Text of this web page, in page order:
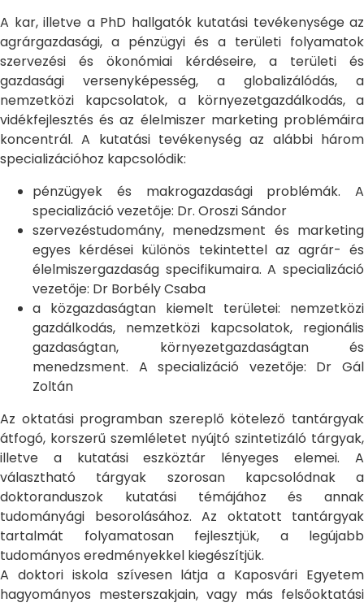
A kar, illetve a PhD hallgatók kutatási tevékenysége az
agrárgazdasági, a pénzügyi és a területi folyamatok
szervezési és ökonómiai kérdéseire, a területi és
gazdasági versenyképesség, a globalizálódás, a
nemzetközi kapcsolatok, a környezetgazdálkodás, a
vidékfejlesztés és az élelmiszer marketing problémáira
koncentrál. A kutatási tevékenység az alábbi három
specializációhoz kapcsolódik:
pénzügyek és makrogazdasági problémák. A
specializáció vezetője: Dr. Oroszi Sándor
szervezéstudomány, menedzsment és marketing
egyes kérdései különös tekintettel az agrár- és
élelmiszergazdaság specifikumaira. A specializáció
vezetője: Dr Borbély Csaba
a közgazdaságtan kiemelt területei: nemzetközi
gazdálkodás, nemzetközi kapcsolatok, regionális
gazdaságtan, környezetgazdaságtan és
menedzsment. A specializáció vezetője: Dr Gál
Zoltán
Az oktatási programban szereplő kötelező tantárgyak
átfogó, korszerű szemléletet nyújtó szintetizáló tárgyak,
illetve a kutatási eszköztár lényeges elemei. A
választható tárgyak szorosan kapcsolódnak a
doktoranduszok kutatási témájához és annak
tudományági besorolásához. Az oktatott tantárgyak
tartalmát folyamatosan fejlesztjük, a legújabb
tudományos eredményekkel kiegészítjük.
A doktori iskola szívesen látja a Kaposvári Egyetem
hagyományos mesterszakjain, vagy más felsőoktatási